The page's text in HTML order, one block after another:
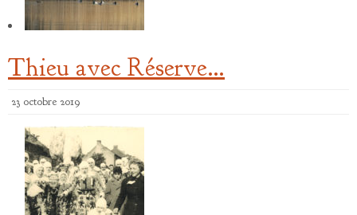
Thieu avec Réserve…
23 octobre 2019